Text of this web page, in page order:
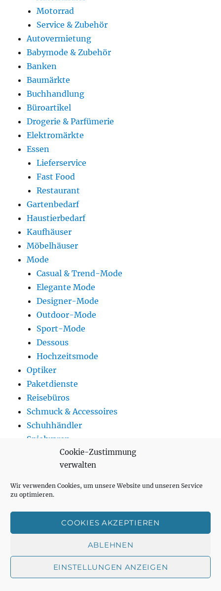
Cookie-Zustimmung
verwalten
Wir verwenden Cookies, um unsere Website und unseren Service
zu optimieren.
COOKIES AKZEPTIEREN
ABLEHNEN
EINSTELLUNGEN ANZEIGEN
Motorrad
Service & Zubehör
Autovermietung
Babymode & Zubehör
Banken
Baumärkte
Buchhandlung
Büroartikel
Drogerie & Parfümerie
Elektromärkte
Essen
Lieferservice
Fast Food
Restaurant
Gartenbedarf
Haustierbedarf
Kaufhäuser
Möbelhäuser
Mode
Casual & Trend-Mode
Elegante Mode
Designer-Mode
Outdoor-Mode
Sport-Mode
Dessous
Hochzeitsmode
Optiker
Paketdienste
Reisebüros
Schmuck & Accessoires
Schuhhändler
Spielwaren
Supermärkte
Tankstellen
Telekommunikation
Trinken
Kaffehäuser
Teeladen
Wohnen